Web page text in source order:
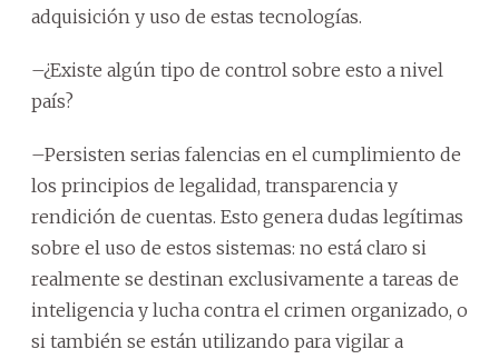
adquisición y uso de estas tecnologías.
–¿Existe algún tipo de control sobre esto a nivel
país?
–Persisten serias falencias en el cumplimiento de
los principios de legalidad, transparencia y
rendición de cuentas. Esto genera dudas legítimas
sobre el uso de estos sistemas: no está claro si
realmente se destinan exclusivamente a tareas de
inteligencia y lucha contra el crimen organizado, o
si también se están utilizando para vigilar a